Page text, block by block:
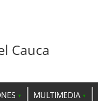
Cauca
MULTIMEDIA